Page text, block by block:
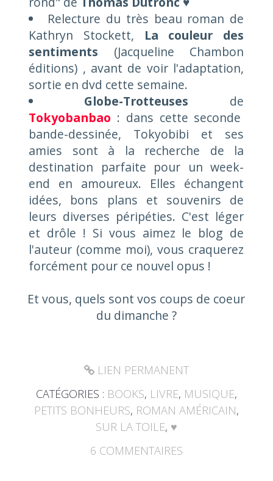
Relecture du très beau roman de
Kathryn Stockett, La couleur des
sentiments (Jacqueline Chambon
éditions) , avant de voir l'adaptation,
sortie en dvd cette semaine.
Globe-Trotteuses de
Tokyobanbao : dans cette seconde
bande-dessinée, Tokyobibi et ses
amies sont à la recherche de la
destination parfaite pour un week-
end en amoureux. Elles échangent
idées, bons plans et souvenirs de
leurs diverses péripéties. C'est léger
et drôle ! Si vous aimez le blog de
l'auteur (comme moi), vous craquerez
forcément pour ce nouvel opus !
Et vous, quels sont vos coups de coeur
du dimanche ?
LIEN PERMANENT
CATÉGORIES : BOOKS, LIVRE, MUSIQUE,
PETITS BONHEURS, ROMAN AMÉRICAIN,
SUR LA TOILE, ♥
6 COMMENTAIRES